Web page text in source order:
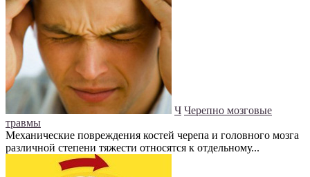
Ч Черепно мозговые
травмы
Механические повреждения костей черепа и головного мозга
различной степени тяжести относятся к отдельному...